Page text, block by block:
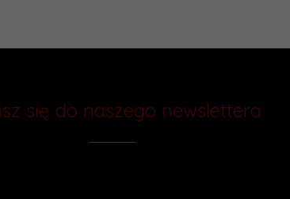
się do naszego newslettera